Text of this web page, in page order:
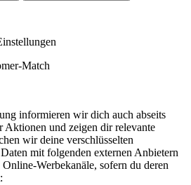
Match
informieren wir dich auch abseits
Aktionen und zeigen dir relevante
wir deine verschlüsselten
mit folgenden externen Anbietern
Werbekanäle, sofern du deren